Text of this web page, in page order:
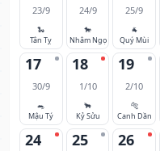
23/9
🐍
Tân Tỵ
24/9
🐎
Nhâm Ngọ
25/9
🐐
Quý Mùi
17
30/9
🐀
Mậu Tý
18
1/10
🐂
Kỷ Sửu
19
2/10
🐅
Canh Dần
24 25 26